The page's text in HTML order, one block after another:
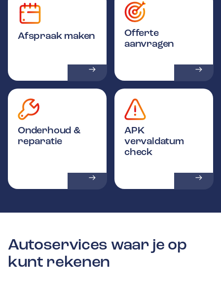
Afspraak maken
Offerte
aanvragen
Onderhoud &
reparatie
APK
vervaldatum
check
Autoservices waar je op
kunt rekenen